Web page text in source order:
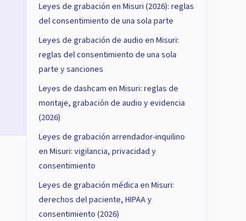
Leyes de grabación en Misuri (2026): reglas
del consentimiento de una sola parte
Leyes de grabación de audio en Misuri:
reglas del consentimiento de una sola
parte y sanciones
Leyes de dashcam en Misuri: reglas de
montaje, grabación de audio y evidencia
(2026)
Leyes de grabación arrendador-inquilino
en Misuri: vigilancia, privacidad y
consentimiento
Leyes de grabación médica en Misuri:
derechos del paciente, HIPAA y
consentimiento (2026)